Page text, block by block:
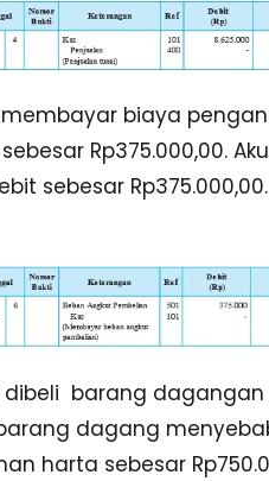
biaya
Rp375.000,00.
sebesar
barang dagangan
dagang
harta sebesar